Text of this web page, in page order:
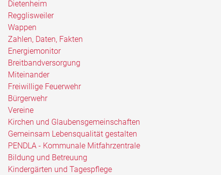
Dietenheim
Regglisweiler
Wappen
Zahlen, Daten, Fakten
Energiemonitor
Breitbandversorgung
Miteinander
Freiwillige Feuerwehr
Bürgerwehr
Vereine
Kirchen und Glaubensgemeinschaften
Gemeinsam Lebensqualität gestalten
PENDLA - Kommunale Mitfahrzentrale
Bildung und Betreuung
Kindergärten und Tagespflege